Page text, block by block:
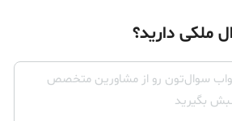
ملکی دارید؟